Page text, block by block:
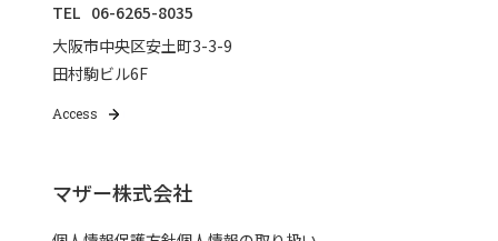
TEL 06-6265-8035
大阪市中央区安土町3-3-9
田村駒ビル6F
Access
マザー株式会社